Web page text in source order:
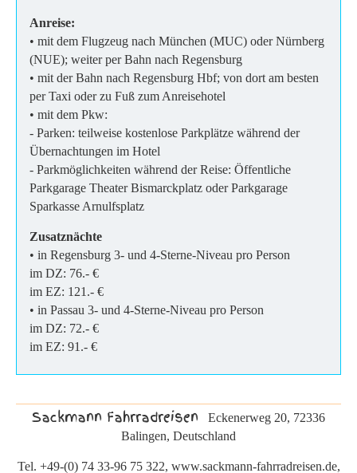
Anreise:
• mit dem Flugzeug nach München (MUC) oder Nürnberg
(NUE); weiter per Bahn nach Regensburg
• mit der Bahn nach Regensburg Hbf; von dort am besten
per Taxi oder zu Fuß zum Anreisehotel
• mit dem Pkw:
- Parken: teilweise kostenlose Parkplätze während der
Übernachtungen im Hotel
- Parkmöglichkeiten während der Reise: Öffentliche
Parkgarage Theater Bismarckplatz oder Parkgarage
Sparkasse Arnulfsplatz
Zusatznächte
• in Regensburg 3- und 4-Sterne-Niveau pro Person
im DZ: 76.- €
im EZ: 121.- €
• in Passau 3- und 4-Sterne-Niveau pro Person
im DZ: 72.- €
im EZ: 91.- €
Sackmann Fahrradreisen Eckenerweg 20, 72336
Balingen, Deutschland
Tel. +49-(0) 74 33-96 75 322, www.sackmann-fahrradreisen.de,